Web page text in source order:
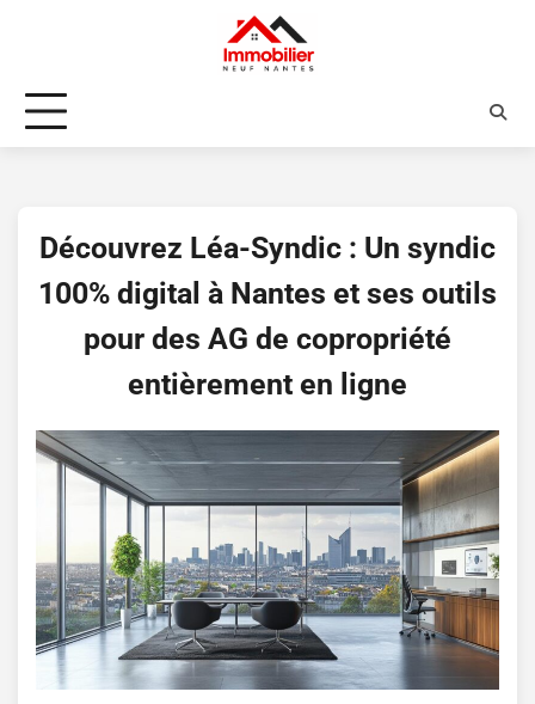
Découvrez Léa-Syndic : Un syndic
100% digital à Nantes et ses outils
pour des AG de copropriété
entièrement en ligne